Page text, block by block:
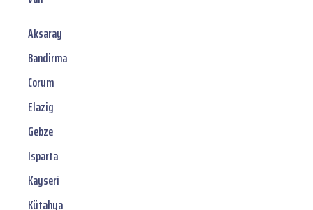
Aksaray
Bandirma
Corum
Elazig
Gebze
Isparta
Kayseri
Kütahya